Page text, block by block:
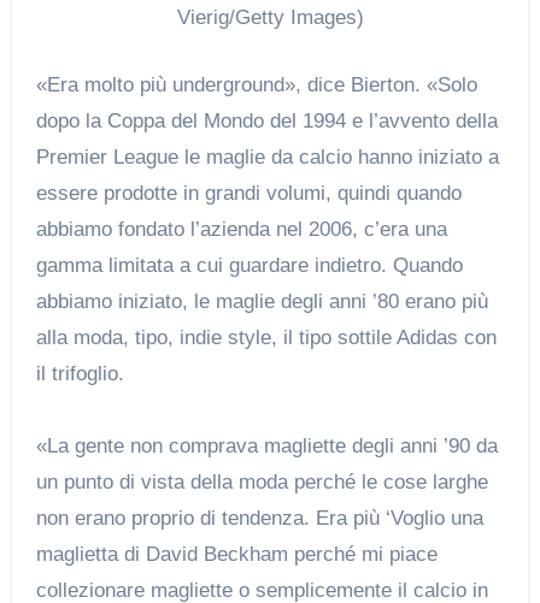
Vierig/Getty Images)
«Era molto più underground», dice Bierton. «Solo
dopo la Coppa del Mondo del 1994 e l’avvento della
Premier League le maglie da calcio hanno iniziato a
essere prodotte in grandi volumi, quindi quando
abbiamo fondato l’azienda nel 2006, c’era una
gamma limitata a cui guardare indietro. Quando
abbiamo iniziato, le maglie degli anni ’80 erano più
alla moda, tipo, indie style, il tipo sottile Adidas con
il trifoglio.
«La gente non comprava magliette degli anni ’90 da
un punto di vista della moda perché le cose larghe
non erano proprio di tendenza. Era più ‘Voglio una
maglietta di David Beckham perché mi piace
collezionare magliette o semplicemente il calcio in